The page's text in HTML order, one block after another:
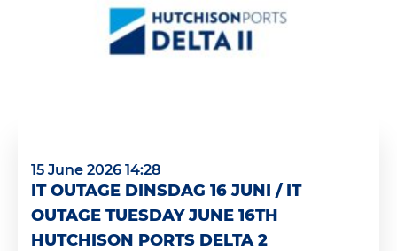
15 June 2026 14:28
IT OUTAGE DINSDAG 16 JUNI / IT
OUTAGE TUESDAY JUNE 16TH
HUTCHISON PORTS DELTA 2